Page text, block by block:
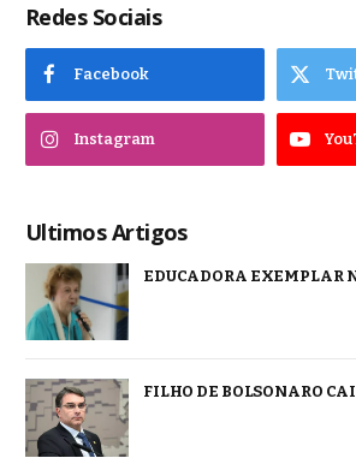
Redes Sociais
Facebook
Instagram
Ultimos Artigos
EDUCADORA EXEMPLAR
FILHO DE BOLSONARO